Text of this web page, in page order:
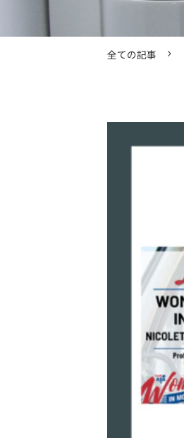
全ての記事